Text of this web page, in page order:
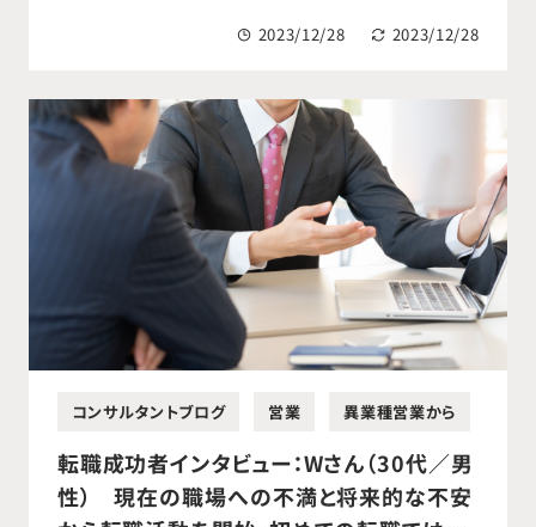
のやりがいを再認識し転職活動を開始。希
望の医療機器メーカーへ営業へ転職成功。
2023/12/28 2023/12/28
コンサルタントブログ 営業 異業種営業から
転職成功者インタビュー：Wさん（30代／男
性） 現在の職場への不満と将来的な不安